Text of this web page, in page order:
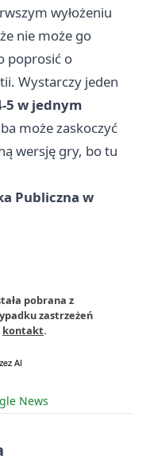
wyłożeniu
nie może go
poprosić o
Wystarczy jeden
5 w jednym
może zaskoczyć
wersję gry, bo tu
Publiczna w
pobrana z
zastrzeżeń
kontakt.
News